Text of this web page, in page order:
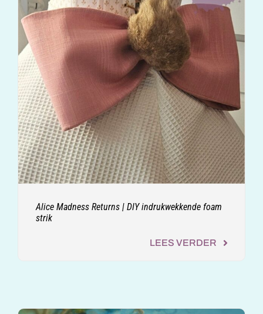
Alice Madness Returns | DIY indrukwekkende foam
strik
LEES VERDER